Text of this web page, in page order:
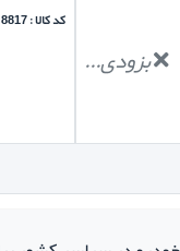
بزودی...
کد کالا : 8817